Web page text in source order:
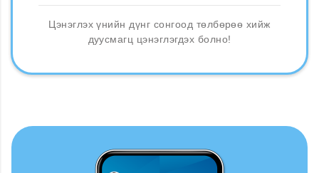
Цэнэглэх үнийн дүнг сонгоод төлбөрөө хийж
дуусмагц цэнэглэгдэх болно!